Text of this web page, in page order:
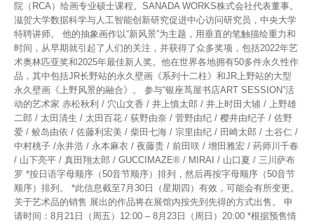
院（RCA）绘画专业硕士课程。SANADA WORKS株式会社代表董事。
滋贺大学数据科学与人工智能创新研究促进中心访问研究员，中央大学
特聘讲师。 他的抽象画作以“新风景”为主题，用垂直的笔触描绘重力和
时间，从早期就引起了人们的关注，并获得了众多奖项，包括2022年艺
术奥林匹亚奖和2025年最佳新人奖。他在世界各地拥有50多件永久性作
品，其中包括JR长野站的永久壁画《系列十二柱》和JR上野站的大型
永久壁画《上野风景的融合》。 参与“银座茑屋书店ART SESSION”活
动的艺术家 赤松秋利 / 穴山文香 / 井上慎太郎 / 井上时田大辅 / 上野雄
二郎 / 太田清生 / 太田百花 / 荻野由奈 / 菅野由纪 / 樱井由纪子 / 佐野
爱 / 鲛岛由依 / 佐藤利宏美 / 柴田七海 / 宗里由纪 / 田崎太郎 / 土谷仁 /
中村桃子 /永井浩 / 永本麻衣 / 夜藤贵 / 前田咲 / 增田雅宏 / 药师川千春
/ 山下亮平 / 真田翔太郎 / GUCCIMAZE®︎ / MIRAI / 山口夏 / 三川萨布
罗 *按日语字母顺序（50音节顺序）排列，然后再按字母顺序（50音节
顺序）排列。 *此信息截至7月30日（星期四）有效，可能会有所变更。
关于艺术品的销售 展出的作品将在展馆内按先到先得的方式出售。 申
请时间：8月21日（周五）12:00 – 8月23日（周日）20:00 *根据预售情